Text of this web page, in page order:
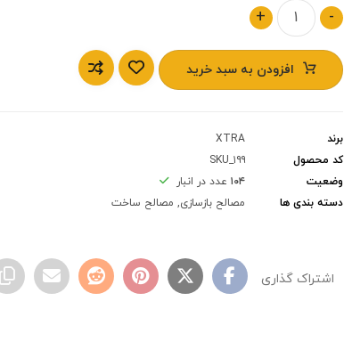
-
+
افزودن به سبد خرید
برند
XTRA
کد محصول
SKU_۱۹۹
وضعیت
۱۰۴ عدد در انبار
دسته بندی ها
مصالح بازسازی, مصالح ساخت